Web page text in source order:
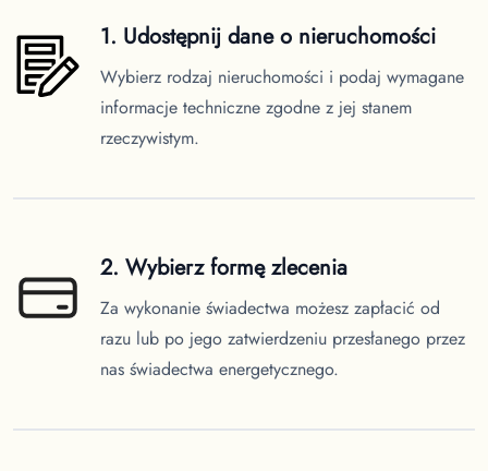
1. Udostępnij dane o nieruchomości
Wybierz rodzaj nieruchomości i podaj wymagane
informacje techniczne zgodne z jej stanem
rzeczywistym.
2. Wybierz formę zlecenia
Za wykonanie świadectwa możesz zapłacić od
razu lub po jego zatwierdzeniu przesłanego przez
nas świadectwa energetycznego.